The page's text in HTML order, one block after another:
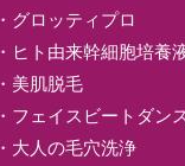
グロッティプロ
ヒト由来幹細胞培養
美肌脱毛
フェイスビートダン
大人の毛穴洗浄